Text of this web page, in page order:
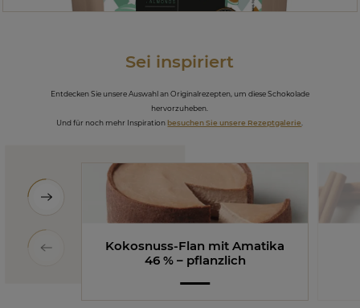
Sei inspiriert
Entdecken Sie unsere Auswahl an Originalrezepten, um diese Schokolade
hervorzuheben.
Und für noch mehr Inspirationbesuchen Sie unsere Rezeptgalerie
Kokosnuss-Flan mit Amatika
46 % – pflanzlich